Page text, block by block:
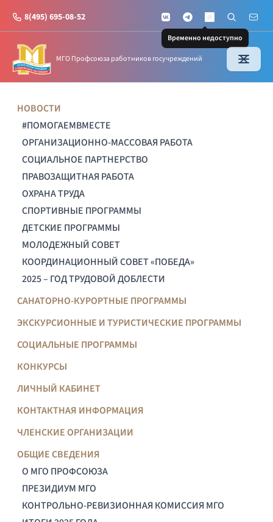
8(495) 695-08-52 VKontakteTelegramMAX
Временно недоступно
Поиск по
Почта
МГО Профсоюза работников госучреждений
НОВОСТИ
#ПОМОГАЕМВМЕСТЕ
ОРГАНИЗАЦИОННО-МАССОВАЯ РАБОТА
СОЦИАЛЬНОЕ ПАРТНЕРСТВО
ПРАВОЗАЩИТНАЯ РАБОТА
ОХРАНА ТРУДА
СПОРТИВНЫЕ ПРОГРАММЫ
ДЕТСКИЕ ПРОГРАММЫ
МОЛОДЕЖНЫЙ СОВЕТ
КООРДИНАЦИОННЫЙ СОВЕТ «ПОБЕДА»
2025 – ГОД ТРУДОВОЙ ДОБЛЕСТИ
САНАТОРНО-КУРОРТНЫЕ ПРОГРАММЫ
ЭКСКУРСИОННЫЕ И ТУРИСТИЧЕСКИЕ ПРОГРАММЫ
СОЦИАЛЬНЫЕ ПРОГРАММЫ
КОНКУРСЫ
ЛИЧНЫЙ КАБИНЕТ
КОНТАКТНАЯ ИНФОРМАЦИЯ
ЧЛЕНСКИЕ ОРГАНИЗАЦИИ
ОБЩИЕ СВЕДЕНИЯ
О МГО ПРОФСОЮЗА
ПРЕЗИДИУМ МГО
КОНТРОЛЬНО-РЕВИЗИОННАЯ КОМИССИЯ МГО